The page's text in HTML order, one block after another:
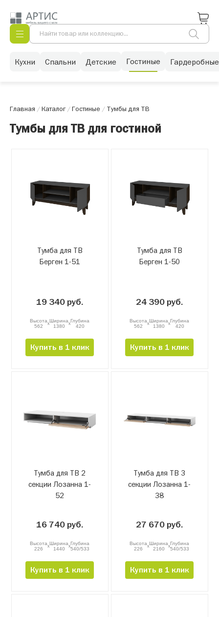
Кухни Спальни Детские Гостиные Гардеробные
Главная /Каталог/Гостиные / Тумбы для ТВ
Тумбы для ТВ для гостиной
Тумба для ТВ
Берген 1-51
19 340 руб.
Высота
562
xШирина
1380
xГлубина
420
Купить в 1 клик
Тумба для ТВ
Берген 1-50
24 390 руб.
Высота
562
xШирина
1380
xГлубина
420
Купить в 1 клик
Тумба для ТВ 2
секции Лозанна 1-
52
16 740 руб.
Высота
226
xШирина
1440
xГлубина
540/533
Купить в 1 клик
Тумба для ТВ 3
секции Лозанна 1-
38
27 670 руб.
Высота
226
xШирина
2160
xГлубина
540/533
Купить в 1 клик